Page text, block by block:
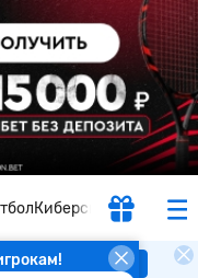
Киберспорт
Скачать